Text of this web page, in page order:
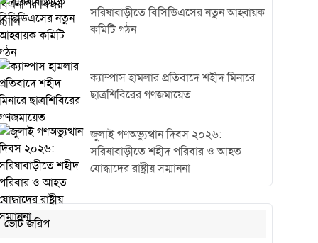
সরিষাবাড়ীতে বিসিডিএসের নতুন আহ্বায়ক
কমিটি গঠন
ক্যাম্পাস হামলার প্রতিবাদে শহীদ মিনারে
ছাত্রশিবিরের গণজমায়েত
জুলাই গণঅভ্যুত্থান দিবস ২০২৬:
সরিষাবাড়ীতে শহীদ পরিবার ও আহত
যোদ্ধাদের রাষ্ট্রীয় সম্মাননা
ভোট জরিপ